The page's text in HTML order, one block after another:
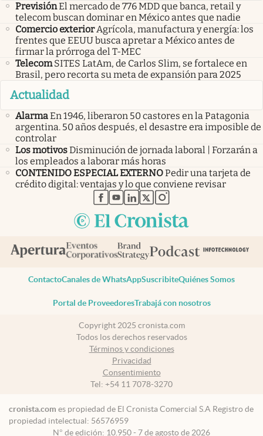
PrevisiónEl mercado de 776 MDD que banca, retail y
telecom buscan dominar en México antes que nadie
Comercio exteriorAgrícola, manufactura y energía: los
frentes que EEUU busca apretar a México antes de
firmar la prórroga del T-MEC
Telecom SITES LatAm, de Carlos Slim, se fortalece en
Brasil, pero recorta su meta de expansión para 2025
Actualidad
AlarmaEn 1946, liberaron 50 castores en la Patagonia
argentina. 50 años después, el desastre era imposible de
controlar
Los motivosDisminución de jornada laboral | Forzarán a
los empleados a laborar más horas
CONTENIDO ESPECIAL EXTERNOPedir una tarjeta de
crédito digital: ventajas y lo que conviene revisar
abre en nueva pestaña
abre en nueva pestaña
abre en nueva pestaña
abre en nueva pestaña
abre en nueva pestaña
ContactoCanales de WhatsAppSuscribiteQuiénes Somos
Portal de ProveedoresTrabajá con nosotros
Copyright 2025 cronista.com
Todos los derechos reservados
Términos y condiciones
Privacidad
Consentimiento
Tel: +54 11 7078-3270
cronista.com es propiedad de El Cronista Comercial S.A Registro de
propiedad intelectual: 56576959
N° de edición: 10.950 - 7 de agosto de 2026